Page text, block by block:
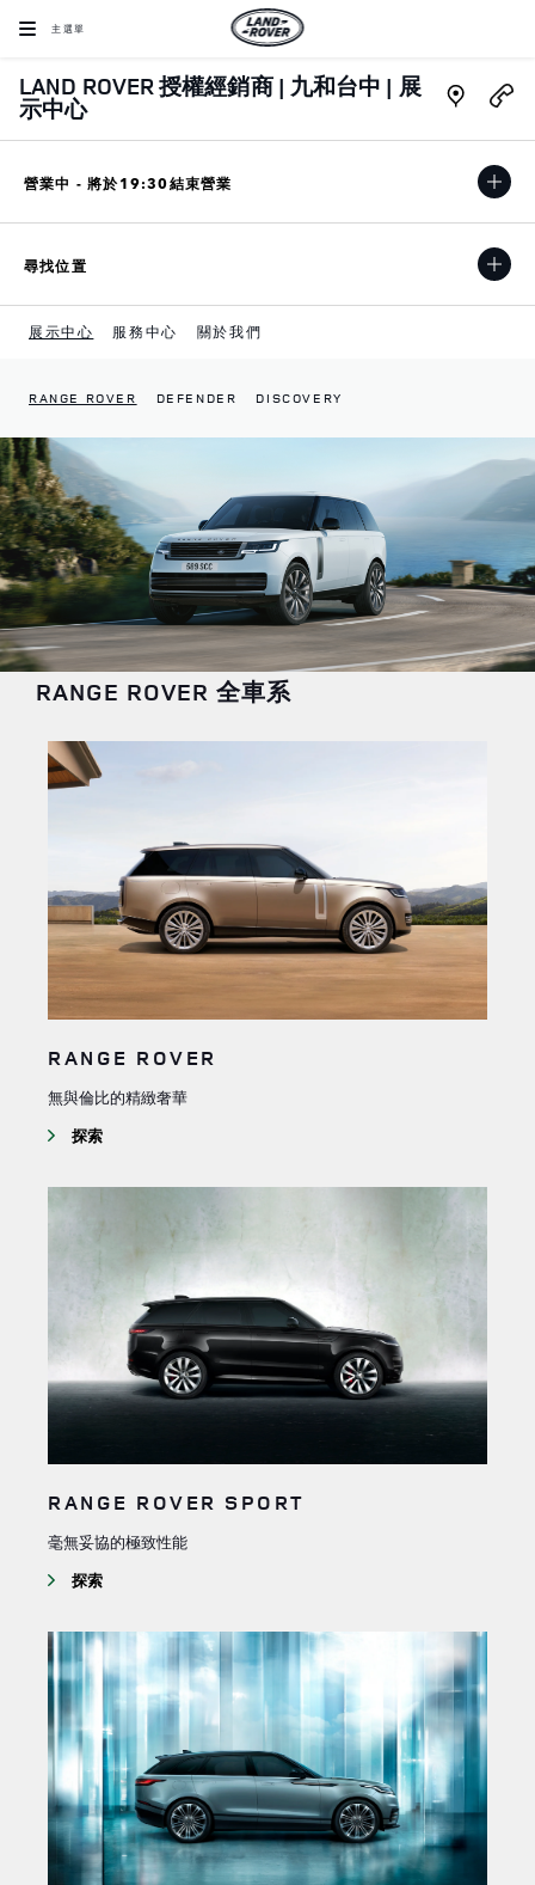
主選單
LAND ROVER 授權經銷商 | 九和台中 | 展
示中心
Link
營業中 - 將於19:30結束營業
尋找位置
展示中心 服務中心 關於我們
RANGE ROVER DEFENDER DISCOVERY
Return to Nav
RANGE ROVER 全車系
RANGE ROVER
無與倫比的精緻奢華
探索
RANGE ROVER SPORT
毫無妥協的極致性能
探索